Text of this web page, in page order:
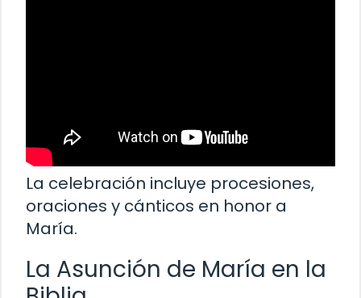
La celebración incluye procesiones,
oraciones y cánticos en honor a
María.
La Asunción de María en la